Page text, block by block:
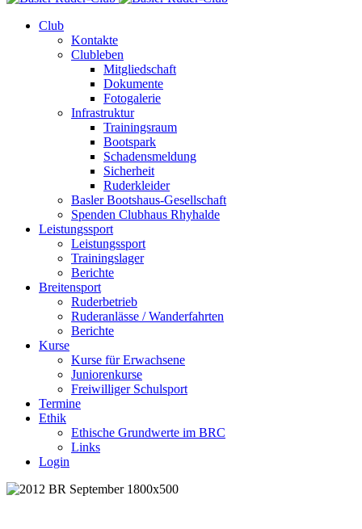
Club
Kontakte
Clubleben
Mitgliedschaft
Dokumente
Fotogalerie
Infrastruktur
Trainingsraum
Bootspark
Schadensmeldung
Sicherheit
Ruderkleider
Basler Bootshaus-Gesellschaft
Spenden Clubhaus Rhyhalde
Leistungssport
Leistungssport
Trainingslager
Berichte
Breitensport
Ruderbetrieb
Ruderanlässe / Wanderfahrten
Berichte
Kurse
Kurse für Erwachsene
Juniorenkurse
Freiwilliger Schulsport
Termine
Ethik
Ethische Grundwerte im BRC
Links
Login